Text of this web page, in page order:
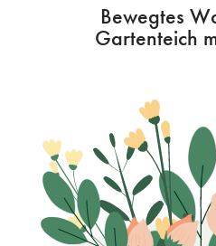
Bewegtes
Gartenteich